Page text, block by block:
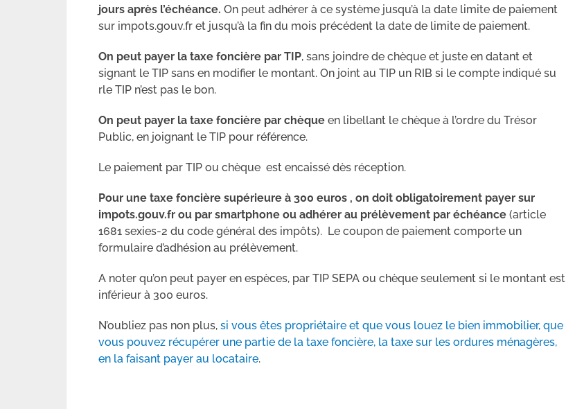
jours après l’échéance. On peut adhérer à ce système jusqu’à la date limite de paiement
sur impots.gouv.fr et jusqu’à la fin du mois précédent la date de limite de paiement.
On peut payer la taxe foncière par TIP, sans joindre de chèque et juste en datant et
signant le TIP sans en modifier le montant. On joint au TIP un RIB si le compte indiqué su
rle TIP n’est pas le bon.
On peut payer la taxe foncière par chèque en libellant le chèque à l’ordre du Trésor
Public, en joignant le TIP pour référence.
Le paiement par TIP ou chèque est encaissé dès réception.
Pour une taxe foncière supérieure à 300 euros , on doit obligatoirement payer sur
impots.gouv.fr ou par smartphone ou adhérer au prélèvement par échéance (article
1681 sexies-2 du code général des impôts). Le coupon de paiement comporte un
formulaire d’adhésion au prélèvement.
A noter qu’on peut payer en espèces, par TIP SEPA ou chèque seulement si le montant est
inférieur à 300 euros.
N’oubliez pas non plus, si vous êtes propriétaire et que vous louez le bien immobilier, que
vous pouvez récupérer une partie de la taxe foncière, la taxe sur les ordures ménagères,
en la faisant payer au locataire.